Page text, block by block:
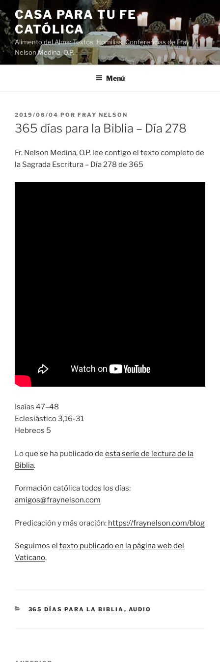
Saltar
al
contenido
CASA PARA TU FE
CATÓLICA
Alimento del Alma: Textos, Homilias, Conferencias de Fray
Nelson Medina, O.P.
Menú
PUBLICADO
EL
2019/06/04 POR FRAY NELSON
365 días para la Biblia – Día 278
Fr. Nelson Medina, O.P. lee contigo el texto completo de
la Sagrada Escritura – Día 278 de 365
Isaías 47–48
Eclesiástico 3,16-31
Hebreos 5
Lo que se ha publicado de esta serie de lectura de la
Biblia.
Formación católica todos los días:
amigos@fraynelson.com
Predicación y más oración: https://fraynelson.com/blog
Seguimos el texto publicado en la página web del
Vaticano.
CATEGORÍAS
365 DÍAS PARA LA BIBLIA , AUDIO